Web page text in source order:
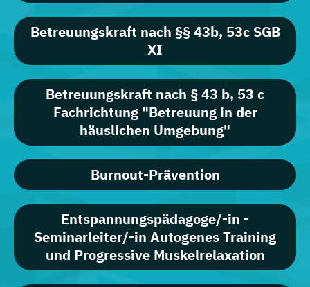
Betreuungskraft nach §§ 43b, 53c SGB
XI
Betreuungskraft nach § 43 b, 53 c
Fachrichtung "Betreuung in der
häuslichen Umgebung"
Burnout-Prävention
Entspannungspädagoge/-in -
Seminarleiter/-in Autogenes Training
und Progressive Muskelrelaxation